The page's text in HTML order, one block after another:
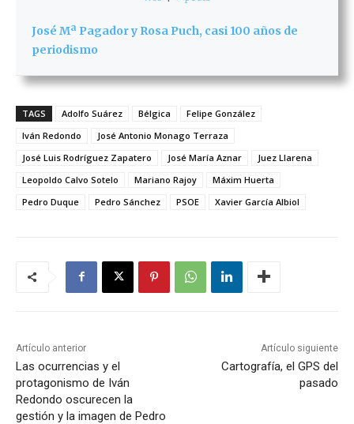
José Mª Pagador y Rosa Puch, casi 100 años de
periodismo
TAGS Adolfo Suárez Bélgica
Felipe González
Iván Redondo
José Antonio Monago Terraza
José Luis Rodríguez Zapatero
José María Aznar
Juez Llarena
Leopoldo Calvo Sotelo
Mariano Rajoy
Máxim Huerta
Pedro Duque
Pedro Sánchez PSOE Xavier García Albiol
Artículo anterior
Las ocurrencias y el
protagonismo de Iván
Redondo oscurecen la
gestión y la imagen de Pedro
Artículo siguiente
Cartografía, el GPS del
pasado